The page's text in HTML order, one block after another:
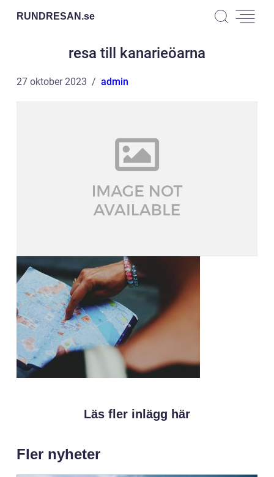
RUNDRESAN.se
resa till kanarieöarna
27 oktober 2023 admin
Läs fler inlägg här
Fler nyheter